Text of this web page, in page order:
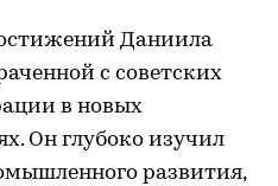
Даниила
с советских
в новых
Он глубоко изучил
развития,